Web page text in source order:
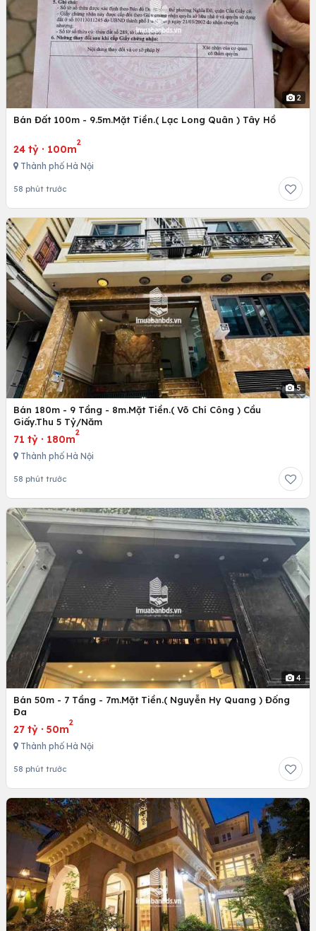
2
Bán Đất 100m - 9.5m.Mặt Tiền.( Lạc Long Quân ) Tây Hồ
24 tỷ · 100m
2
Thành phố Hà Nội
58 phút trước
5
Bán 180m - 9 Tầng - 8m.Mặt Tiền.( Võ Chí Công ) Cầu
Giấy.Thu 5 Tỷ/Năm
71 tỷ · 180m
2
Thành phố Hà Nội
58 phút trước
4
Bán 50m - 7 Tầng - 7m.Mặt Tiền.( Nguyễn Hy Quang ) Đống
Đa
27 tỷ · 50m
2
Thành phố Hà Nội
58 phút trước